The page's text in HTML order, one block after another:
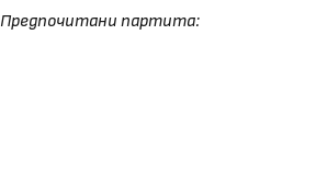
Предпочитани партита: